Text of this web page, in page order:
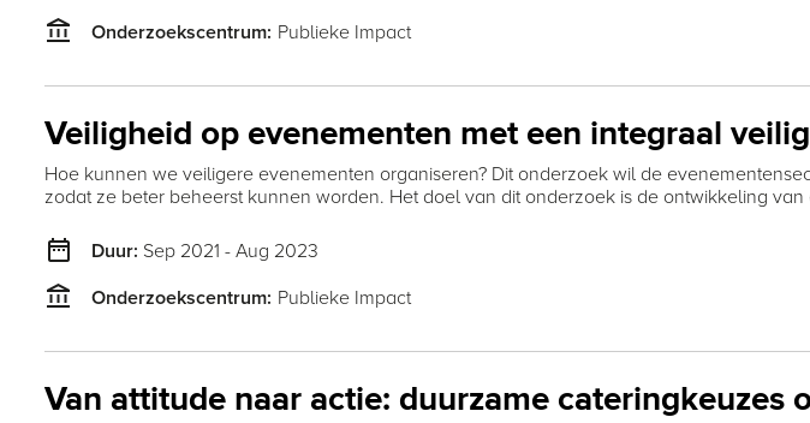
account_balance Onderzoekscentrum: Publieke Impact
Veiligheid op evenementen met een integraal
Hoe kunnen we veiligere evenementen organiseren? Dit onderzoek wil de
zodat ze beter beheerst kunnen worden. Het doel van dit onderzoek is de ontwikkeling
date_range Duur: Sep 2021 - Aug 2023
account_balance Onderzoekscentrum: Publieke Impact
Van attitude naar actie: duurzame cateringkeuzes